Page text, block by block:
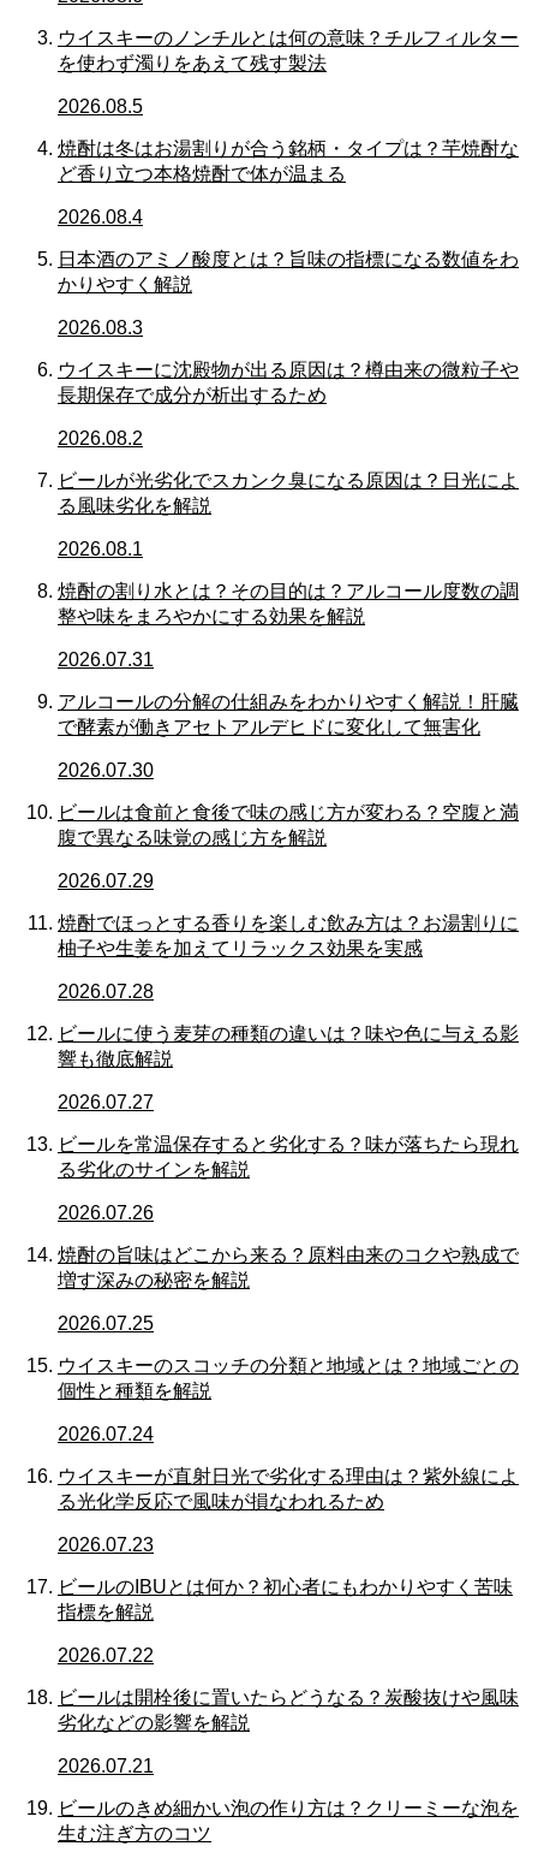
ウイスキーのノンチルとは何の意味？チルフィルター
を使わず濁りをあえて残す製法
2026.08.5
焼酎は冬はお湯割りが合う銘柄・タイプは？芋焼酎な
ど香り立つ本格焼酎で体が温まる
2026.08.4
日本酒のアミノ酸度とは？旨味の指標になる数値をわ
かりやすく解説
2026.08.3
ウイスキーに沈殿物が出る原因は？樽由来の微粒子や
長期保存で成分が析出するため
2026.08.2
ビールが光劣化でスカンク臭になる原因は？日光によ
る風味劣化を解説
2026.08.1
焼酎の割り水とは？その目的は？アルコール度数の調
整や味をまろやかにする効果を解説
2026.07.31
アルコールの分解の仕組みをわかりやすく解説！肝臓
で酵素が働きアセトアルデヒドに変化して無害化
2026.07.30
ビールは食前と食後で味の感じ方が変わる？空腹と満
腹で異なる味覚の感じ方を解説
2026.07.29
焼酎でほっとする香りを楽しむ飲み方は？お湯割りに
柚子や生姜を加えてリラックス効果を実感
2026.07.28
ビールに使う麦芽の種類の違いは？味や色に与える影
響も徹底解説
2026.07.27
ビールを常温保存すると劣化する？味が落ちたら現れ
る劣化のサインを解説
2026.07.26
焼酎の旨味はどこから来る？原料由来のコクや熟成で
増す深みの秘密を解説
2026.07.25
ウイスキーのスコッチの分類と地域とは？地域ごとの
個性と種類を解説
2026.07.24
ウイスキーが直射日光で劣化する理由は？紫外線によ
る光化学反応で風味が損なわれるため
2026.07.23
ビールのIBUとは何か？初心者にもわかりやすく苦味
指標を解説
2026.07.22
ビールは開栓後に置いたらどうなる？炭酸抜けや風味
劣化などの影響を解説
2026.07.21
ビールのきめ細かい泡の作り方は？クリーミーな泡を
生む注ぎ方のコツ